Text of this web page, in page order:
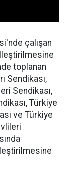
çalışan
toplanan
Sendikası,
Sendikası,
Türkiye
ve Türkiye